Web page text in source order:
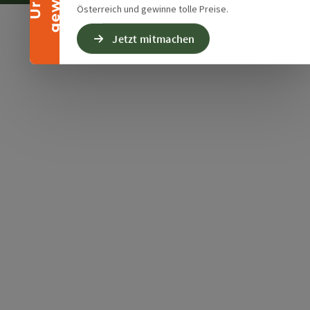
Österreich und gewinne tolle Preise.
Jetzt mitmachen